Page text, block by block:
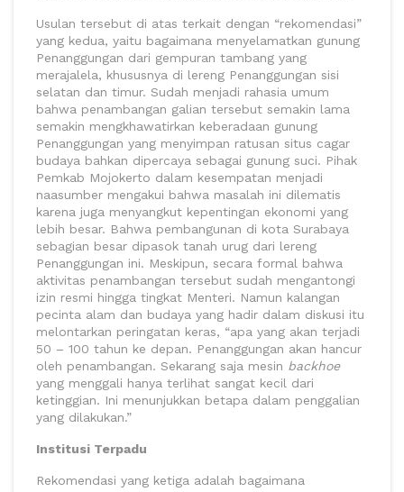
Usulan tersebut di atas terkait dengan “rekomendasi”
yang kedua, yaitu bagaimana menyelamatkan gunung
Penanggungan dari gempuran tambang yang
merajalela, khususnya di lereng Penanggungan sisi
selatan dan timur. Sudah menjadi rahasia umum
bahwa penambangan galian tersebut semakin lama
semakin mengkhawatirkan keberadaan gunung
Penanggungan yang menyimpan ratusan situs cagar
budaya bahkan dipercaya sebagai gunung suci. Pihak
Pemkab Mojokerto dalam kesempatan menjadi
naasumber mengakui bahwa masalah ini dilematis
karena juga menyangkut kepentingan ekonomi yang
lebih besar. Bahwa pembangunan di kota Surabaya
sebagian besar dipasok tanah urug dari lereng
Penanggungan ini. Meskipun, secara formal bahwa
aktivitas penambangan tersebut sudah mengantongi
izin resmi hingga tingkat Menteri. Namun kalangan
pecinta alam dan budaya yang hadir dalam diskusi itu
melontarkan peringatan keras, “apa yang akan terjadi
50 – 100 tahun ke depan. Penanggungan akan hancur
oleh penambangan. Sekarang saja mesin backhoe
yang menggali hanya terlihat sangat kecil dari
ketinggian. Ini menunjukkan betapa dalam penggalian
yang dilakukan.”
Institusi Terpadu
Rekomendasi yang ketiga adalah bagaimana